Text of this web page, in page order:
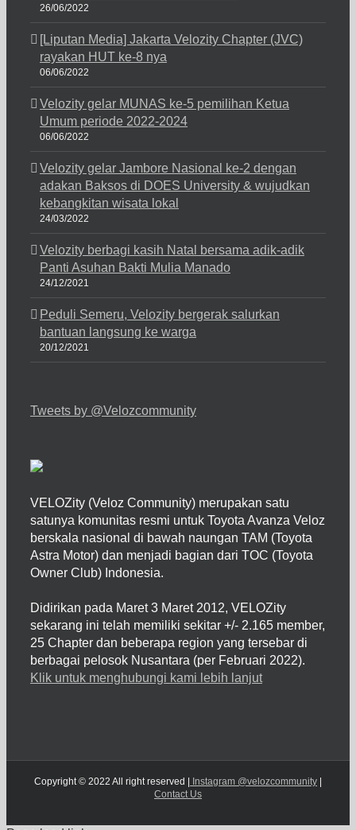
26/06/2022
[Liputan Media] Jakarta Velozity Chapter (JVC)
rayakan HUT ke-8 nya
06/06/2022
Velozity gelar MUNAS ke-5 pemilihan Ketua
Umum periode 2022-2024
06/06/2022
Velozity gelar Jambore Nasional ke-2 dengan
adakan Baksos di DOES University & wujudkan
kebangkitan wisata lokal
24/03/2022
Velozity berbagi kasih Natal bersama adik-adik
Panti Asuhan Bakti Mulia Manado
24/12/2021
Peduli Semeru, Velozity bergerak salurkan
bantuan langsung ke warga
20/12/2021
Tweets by @Velozcommunity
VELOZity (Veloz Community) merupakan satu
satunya komunitas resmi untuk Toyota Avanza Veloz
berskala nasional di bawah naungan TAM (Toyota
Astra Motor) dan menjadi bagian dari TOC (Toyota
Owner Club) Indonesia.
Didirikan pada Maret 3 Maret 2012, VELOZity
sekarang ini telah memiliki sekitar +/- 2.165 member,
25 Chapter dan beberapa region yang tersebar di
berbagai pelosok Nusantara (per Februari 2022).
Klik untuk menghubungi kami lebih lanjut
Copyright © 2022 All right reserved | Instagram @velozcommunity
Contact Us